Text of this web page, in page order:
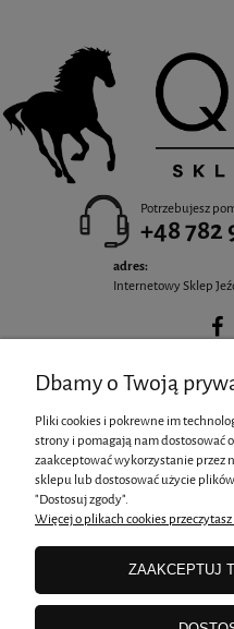
Potrzebujesz
+48 782
adres:
Internetowy Sklep
Dbamy o Twoją
Pliki cookies i pokrewne im
strony i pomagają nam dostosować
zaakceptować wykorzystanie przez
sklepu lub dostosować użycie
"Dostosuj zgody".
Więcej o plikach cookies
ZAAKCEPTUJ